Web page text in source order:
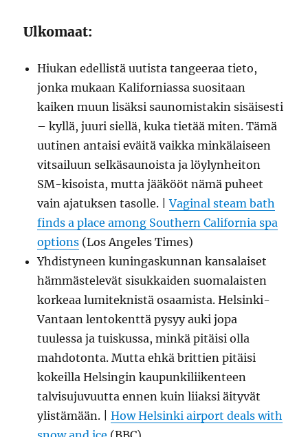
Ulkomaat:
Hiukan edellistä uutista tangeeraa tieto,
jonka mukaan Kaliforniassa suositaan
kaiken muun lisäksi saunomistakin sisäisesti
– kyllä, juuri siellä, kuka tietää miten. Tämä
uutinen antaisi eväitä vaikka minkälaiseen
vitsailuun selkäsaunoista ja löylynheiton
SM-kisoista, mutta jääkööt nämä puheet
vain ajatuksen tasolle. |Vaginal steam bath
finds a place among Southern California spa
options (Los Angeles Times)
Yhdistyneen kuningaskunnan kansalaiset
hämmästelevät sisukkaiden suomalaisten
korkeaa lumiteknistä osaamista. Helsinki-
Vantaan lentokenttä pysyy auki jopa
tuulessa ja tuiskussa, minkä pitäisi olla
mahdotonta. Mutta ehkä brittien pitäisi
kokeilla Helsingin kaupunkiliikenteen
talvisujuvuutta ennen kuin liiaksi äityvät
ylistämään. |How Helsinki airport deals with